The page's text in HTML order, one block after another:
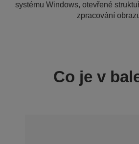
systému Windows, otevřené
zpracování
Co je v